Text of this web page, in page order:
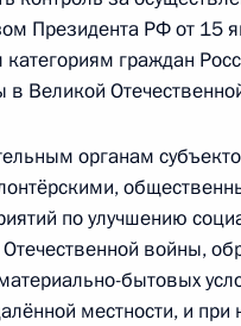
Правительства
награждённых
Президента РФ от
граждан
Великой
органам
по улучшению
войны,
бытовых
местности, и при